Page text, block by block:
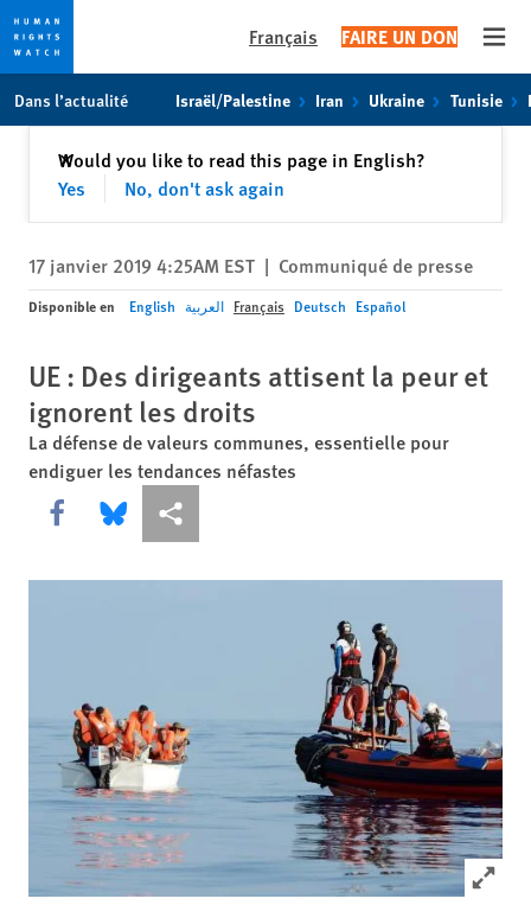
toto
content
Français FAIRE UN DON
Dans l’actualité Israël/Palestine Iran Ukraine Tunisie
Would you like to read this page in English?
Yes
No, don't ask again
✕Fermer
17 janvier 2019 4:25AM EST | Communiqué de presse
Disponible en English العربية Français Deutsch Español
UE : Des dirigeants attisent la peur et
ignorent les droits
La défense de valeurs communes, essentielle pour
endiguer les tendances néfastes
Share this via Facebook
Share this via Bluesky
Share this via Partagez
Click to